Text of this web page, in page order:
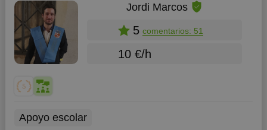
Jordi Marcos
5 comentarios: 51
10 €/h
Apoyo escolar